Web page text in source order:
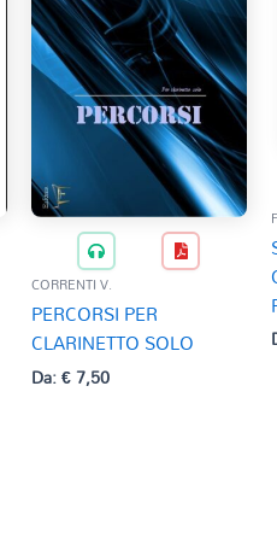
CORRENTI V.
PERCORSI PER
CLARINETTO SOLO
Da:€7,50